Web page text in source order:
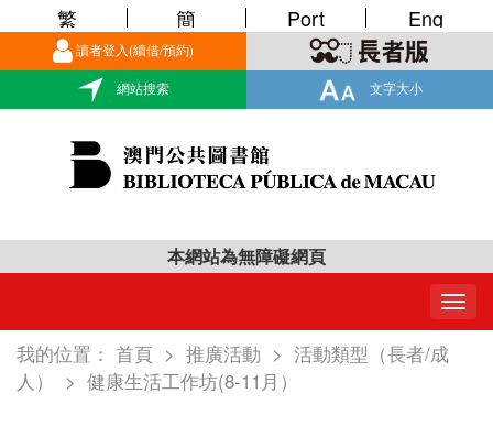
讀者登入(續借/預約)
網站搜索 文字大小
繁 簡 Port Eng
本網站為無障礙網頁
我的位置： 首頁 > 推廣活動 > 活動類型（長者/成
人）
> 健康生活工作坊(8-11月）